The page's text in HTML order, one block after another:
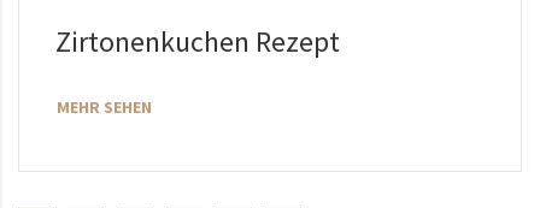
Zirtonenkuchen Rezept
MEHR SEHEN